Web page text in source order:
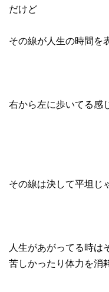
だけど
その線が人生の時間を
右から左に歩いてる感
その線は決して平坦じ
人生があがってる時は
苦しかったり体力を消